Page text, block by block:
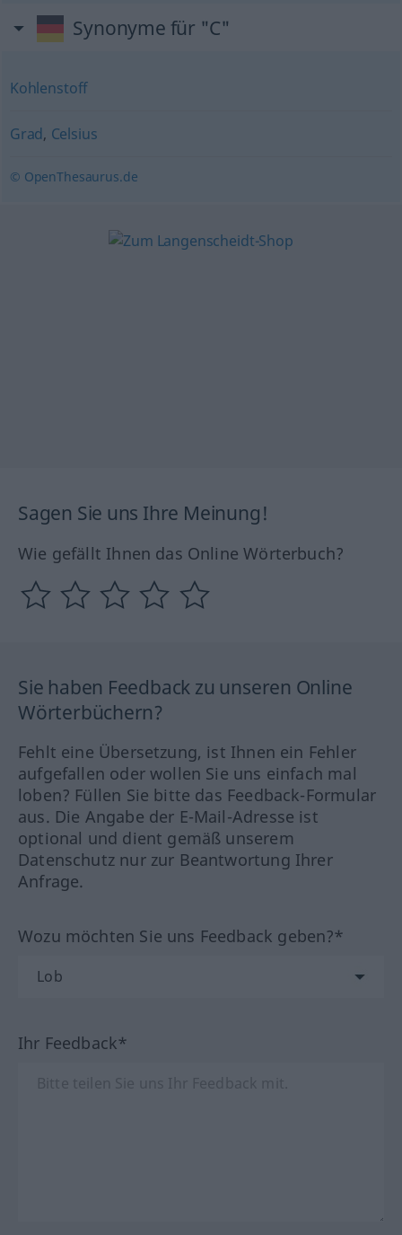
Synonyme für "C"
Kohlenstoff
Grad, Celsius
© OpenThesaurus.de
Sagen Sie uns Ihre Meinung!
Wie gefällt Ihnen das Online Wörterbuch?
Sie haben Feedback zu unseren Online
Wörterbüchern?
Fehlt eine Übersetzung, ist Ihnen ein Fehler
aufgefallen oder wollen Sie uns einfach mal
loben? Füllen Sie bitte das Feedback-Formular
aus. Die Angabe der E-Mail-Adresse ist
optional und dient gemäß unserem
Datenschutz nur zur Beantwortung Ihrer
Anfrage.
Wozu möchten Sie uns Feedback geben?*
Ihr Feedback*